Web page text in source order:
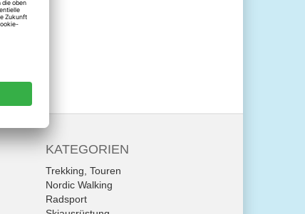
KATEGORIEN
Trekking, Touren
Nordic Walking
Radsport